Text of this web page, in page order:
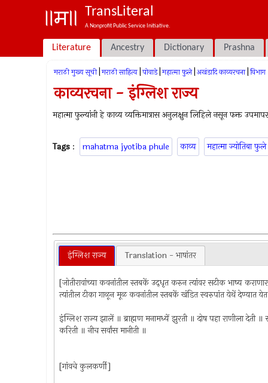
TransLiteral
A Nonprofit Public Service Initiative.
Literature Ancestry Dictionary Prashna
मराठी मुख्य सूची मराठी साहित्य पोवाडे महात्मा फुले अखंडादि काव्यरचना
काव्यरचना - इंग्लिश राज्य
महात्मा फुल्यांनी हे काव्य व्यक्तिमात्रास अनुलक्षुन लिहिले नसून फक्त
Tags : mahatma jyotiba phule काव्य महात्मा ज्योतिबा फुले
इंग्लिश राज्य Translation - भाषांतर
[जोतीरावांच्या कवनांतील स्तबकें उद्‌धृत करुन त्यांवर सटीक भाष्य
त्यांतील टीका गाळून मूळ कवनांतील स्तबकें खंडित स्वरुपांत येथें देण्यात
इंग्लिश राज्य झालें ॥ ब्राह्मण मनामध्यें झुरती ॥ दोष पहा राणीला देती ॥
करिती ॥ नीच सर्वांस मानीती ॥
[गांवचे कुलकर्णी]